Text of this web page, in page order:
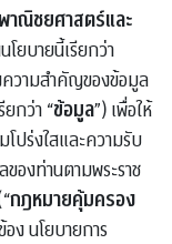
าณิชยศาสตร์และ
โยบายนี้เรียกว่า
วามสำคัญของข้อมูล
กว่า “ข้อมูล”) เพื่อให้
โปร่งใสและความรับ
องท่านตามพระราช
กฎหมายคุ้มครอง
ง นโยบายการ